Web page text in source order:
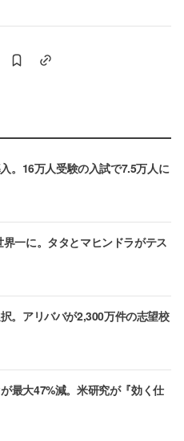
。16万人受験の入試で7.5万人に
一に。タタとマヒンドラがテス
。アリババが2,300万件の志望校
最大47%減。米研究が『効く仕